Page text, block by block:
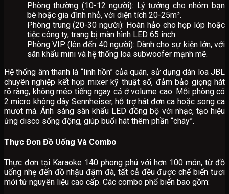
Phòng thường (10-12 người): Lý tưởng cho nhóm bạn
bè hoặc gia đình nhỏ, với diện tích 20-25m².
Phòng trung (20-30 người): Hoàn hảo cho họp lớp hoặc
tiệc công ty, trang bị màn hình LED 65 inch.
Phòng VIP (lên đến 40 người): Dành cho sự kiện lớn, với
sân khấu mini và hệ thống loa subwoofer mạnh mẽ.
Hệ thống âm thanh là “linh hồn” của quán, sử dụng dàn loa JBL
chuyên nghiệp kết hợp mixer kỹ thuật số, đảm bảo giọng hát
rõ ràng, không méo tiếng ngay cả ở volume cao. Mỗi phòng có
2 micro không dây Sennheiser, hỗ trợ hát đơn ca hoặc song ca
mượt mà. Ánh sáng sân khấu LED đồng bộ với nhạc, tạo hiệu
ứng disco sống động, giúp buổi hát thêm phần “cháy”.
Thực Đơn Đồ Uống Và Combo
Thực đơn tại Karaoke 140 phong phú với hơn 100 món, từ đồ
uống nhẹ đến đồ nhậu đậm đà, tất cả đều được chế biến tươi
mới từ nguyên liệu cao cấp. Các combo phổ biến bao gồm: